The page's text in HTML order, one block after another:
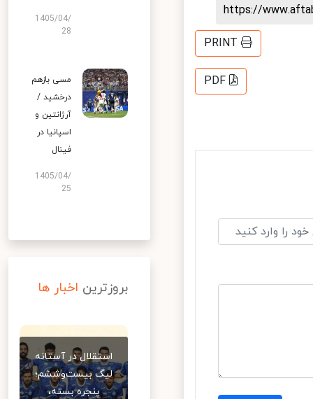
https://
PRINT
PDF
1405/04/
28
مسی بازهم
درخشید /
آرژانتین و
اسپانیا در
فینال
1405/04/
25
بروزترین اخبار ها
استقلال در آستانه
لیگ بیست‌وششم؛
پنجره بسته،